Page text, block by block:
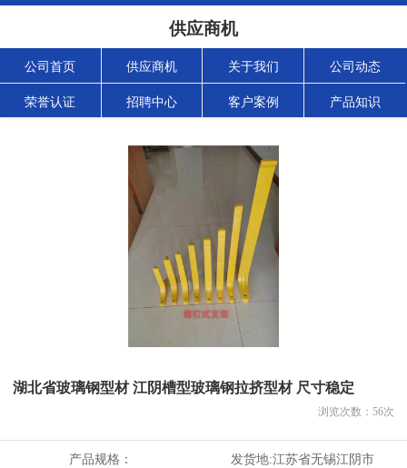
供应商机
公司首页 供应商机 关于我们 公司动态
荣誉认证 招聘中心 客户案例 产品知识
湖北省玻璃钢型材 江阴槽型玻璃钢拉挤型材 尺寸稳定
浏览次数： 56次
产品规格： 发货地:江苏省无锡江阴市